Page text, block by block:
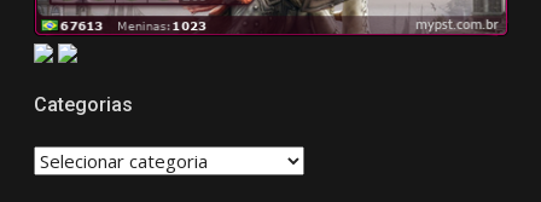
Categorias
CATEGORIAS